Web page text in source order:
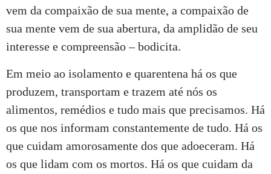
vem da compaixão de sua mente, a compaixão de
sua mente vem de sua abertura, da amplidão de seu
interesse e compreensão – bodicita.
Em meio ao isolamento e quarentena há os que
produzem, transportam e trazem até nós os
alimentos, remédios e tudo mais que precisamos. Há
os que nos informam constantemente de tudo. Há os
que cuidam amorosamente dos que adoeceram. Há
os que lidam com os mortos. Há os que cuidam da